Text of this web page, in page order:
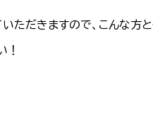
ただきますので、こんな方
！